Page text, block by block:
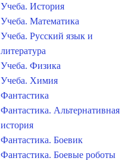
Учеба. История
Учеба. Математика
Учеба. Русский язык и
литература
Учеба. Физика
Учеба. Химия
Фантастика
Фантастика. Альтернативная
история
Фантастика. Боевик
Фантастика. Боевые роботы